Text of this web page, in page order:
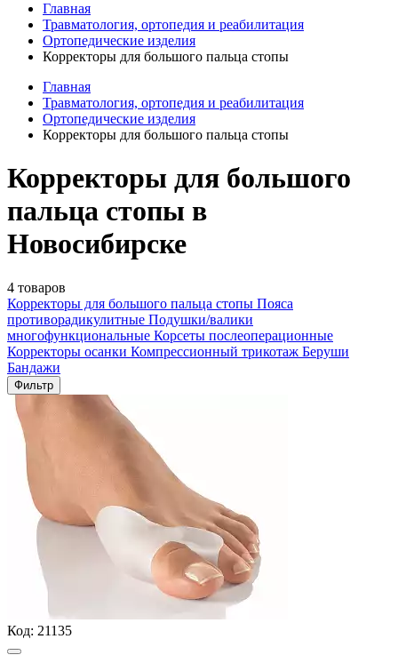
Главная
Травматология, ортопедия и реабилитация
Ортопедические изделия
Корректоры для большого пальца стопы
Главная
Травматология, ортопедия и реабилитация
Ортопедические изделия
Корректоры для большого пальца стопы
Корректоры для большого
пальца стопы в
Новосибирске
4 товаров
Корректоры для большого пальца стопы Пояса
противорадикулитные Подушки/валики
многофункциональные Корсеты послеоперационные
Корректоры осанки Компрессионный трикотаж Беруши
Бандажи
Фильтр
Код: 21135